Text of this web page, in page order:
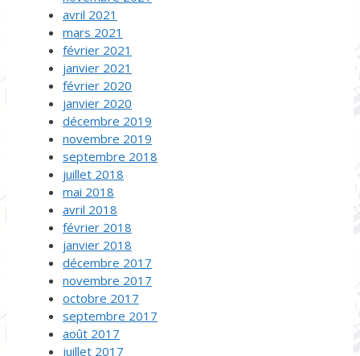
avril 2021
mars 2021
février 2021
janvier 2021
février 2020
janvier 2020
décembre 2019
novembre 2019
septembre 2018
juillet 2018
mai 2018
avril 2018
février 2018
janvier 2018
décembre 2017
novembre 2017
octobre 2017
septembre 2017
août 2017
juillet 2017